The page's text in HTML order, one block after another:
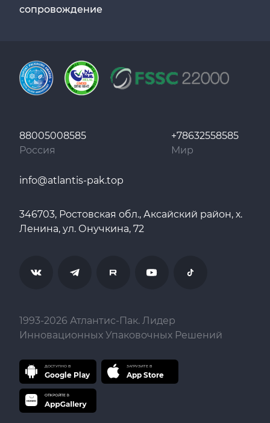
сопровождение
88005008585
Россия
info@atlantis-pak.top
+78632558585
Мир
346703, Ростовская обл., Аксайский район, х.
Ленина, ул. Онучкина, 72
1993-2026 Атлантис-Пак. Лидер
Инновационных Упаковочных Решений